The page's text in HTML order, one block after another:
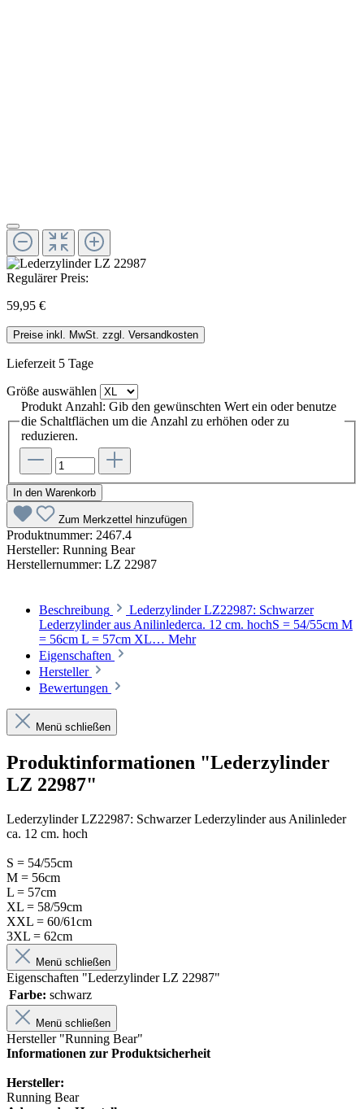
Regulärer Preis:
59,95 €
Preise inkl. MwSt. zzgl. Versandkosten
Lieferzeit 5 Tage
Größe auswählen
Produkt Anzahl: Gib den gewünschten Wert ein oder benutze
die Schaltflächen um die Anzahl zu erhöhen oder zu
reduzieren.
In den Warenkorb
Zum Merkzettel hinzufügen
Produktnummer: 2467.4
Hersteller: Running Bear
Herstellernummer: LZ 22987
Beschreibung
Lederzylinder LZ22987: Schwarzer
Lederzylinder aus Anilinlederca. 12 cm. hochS = 54/55cm M
= 56cm L = 57cm XL… Mehr
Eigenschaften
Hersteller
Bewertungen
Menü schließen
Produktinformationen "Lederzylinder
LZ 22987"
Lederzylinder LZ22987: Schwarzer Lederzylinder aus Anilinleder
ca. 12 cm. hoch
S = 54/55cm
M = 56cm
L = 57cm
XL = 58/59cm
XXL = 60/61cm
3XL = 62cm
Menü schließen
Eigenschaften "Lederzylinder LZ 22987"
Farbe: schwarz
Menü schließen
Hersteller "Running Bear"
Informationen zur Produktsicherheit
Hersteller:
Running Bear